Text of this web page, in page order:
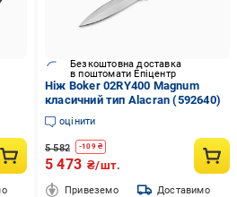
Безкоштовна доставка
в поштомати Епіцентр
Ніж Boker 02RY400 Magnum
класичний тип Alacran (592640)
оцінити
5 582 -109₴
5 473 ₴/шт.
Привеземо Доставимо